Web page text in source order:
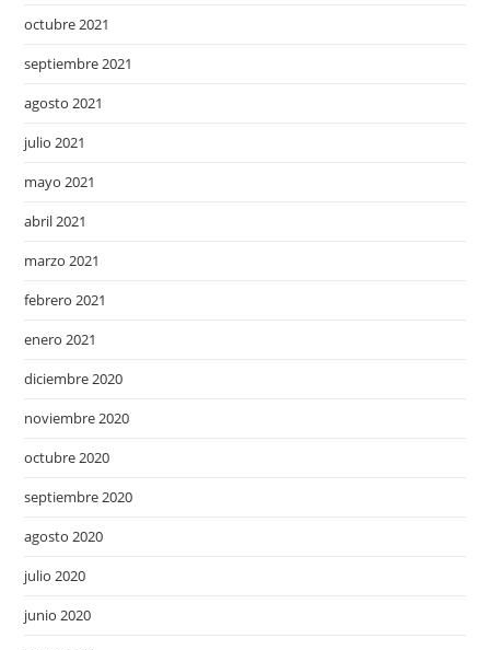
octubre 2021
septiembre 2021
agosto 2021
julio 2021
mayo 2021
abril 2021
marzo 2021
febrero 2021
enero 2021
diciembre 2020
noviembre 2020
octubre 2020
septiembre 2020
agosto 2020
julio 2020
junio 2020